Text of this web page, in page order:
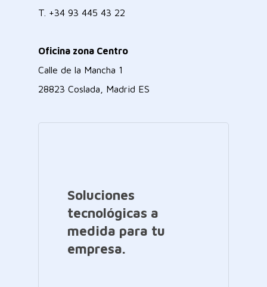
T. +34 93 445 43 22
Oficina zona Centro
Calle de la Mancha 1
28823 Coslada, Madrid ES
Soluciones
tecnológicas a
medida para tu
empresa.